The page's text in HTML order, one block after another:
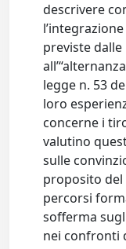
descrivere
previste
legge n. 53
loro
concerne i
valutino
sulle
proposito
percorsi
sofferma
nei confronti